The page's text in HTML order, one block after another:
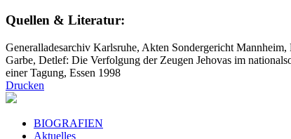
Quellen & Literatur:
Generalladesarchiv Karlsruhe, Akten Sondergericht
Garbe, Detlef: Die Verfolgung der Zeugen Jehovas im
einer Tagung, Essen 1998
Drucken
BIOGRAFIEN
Aktuelles